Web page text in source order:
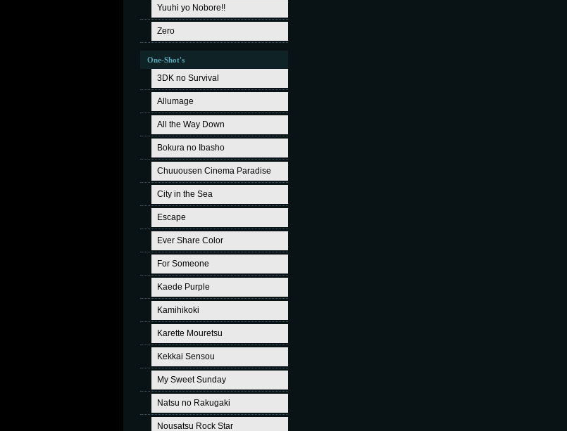
Yuuhi yo Nobore!!
Zero
One-Shot's
3DK no Survival
Allumage
All the Way Down
Bokura no Ibasho
Chuuousen Cinema Paradise
City in the Sea
Escape
Ever Share Color
For Someone
Kaede Purple
Kamihikoki
Karette Mouretsu
Kekkai Sensou
My Sweet Sunday
Natsu no Rakugaki
Nousatsu Rock Star